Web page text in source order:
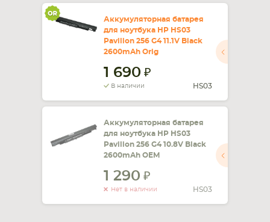
Аккумуляторная батарея
для ноутбука HP HS03
Pavilion 256 G4 11.1V Black
2600mAh Orig
1 690
В наличии HS03
Аккумуляторная батарея
для ноутбука HP HS03
Pavilion 256 G4 10.8V Black
2600mAh OEM
1 290
Нет в наличии HS03